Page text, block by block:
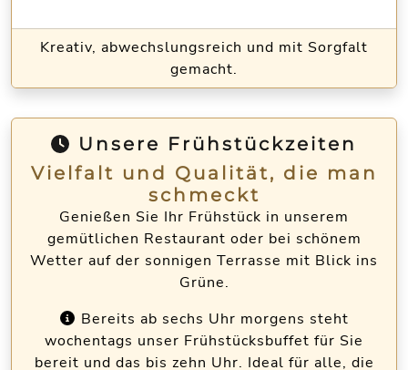
Kreativ, abwechslungsreich und mit Sorgfalt
gemacht.
Unsere Frühstückzeiten
Vielfalt und Qualität, die man
schmeckt
Genießen Sie Ihr Frühstück in unserem
gemütlichen Restaurant oder bei schönem
Wetter auf der sonnigen Terrasse mit Blick ins
Grüne.
Bereits ab sechs Uhr morgens steht
wochentags unser Frühstücksbuffet für Sie
bereit und das bis zehn Uhr. Ideal für alle, die